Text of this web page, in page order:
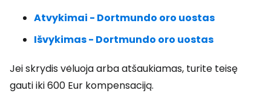
Atvykimai - Dortmundo oro uostas
Išvykimas - Dortmundo oro uostas
Jei skrydis vėluoja arba atšaukiamas, turite teisę
gauti iki 600 Eur kompensaciją.